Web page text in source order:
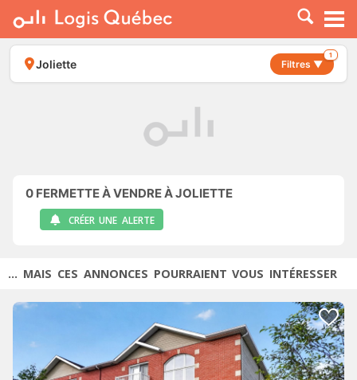
À LOUER
À VENDRE
PLACER UNE ANNONCE
Joliette Filtres ▼
1
0 FERMETTE À VENDRE À JOLIETTE
CRÉER UNE ALERTE
... MAIS CES ANNONCES POURRAIENT VOUS INTÉRESSER